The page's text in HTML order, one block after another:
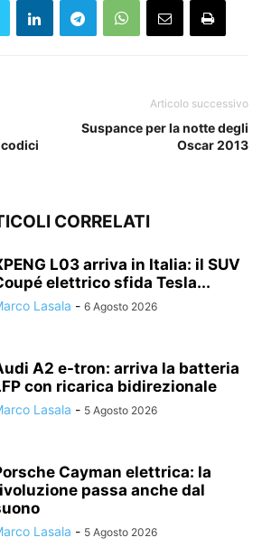
Articolo successivo
Suspance per la notte degli
Oscar 2013
CORRELATI
L03 arriva in Italia: il SUV
elettrico sfida Tesla...
Lasala - 6 Agosto 2026
A2 e-tron: arriva la batteria
con ricarica bidirezionale
Lasala - 5 Agosto 2026
Cayman elettrica: la
passa anche dal
Lasala - 5 Agosto 2026